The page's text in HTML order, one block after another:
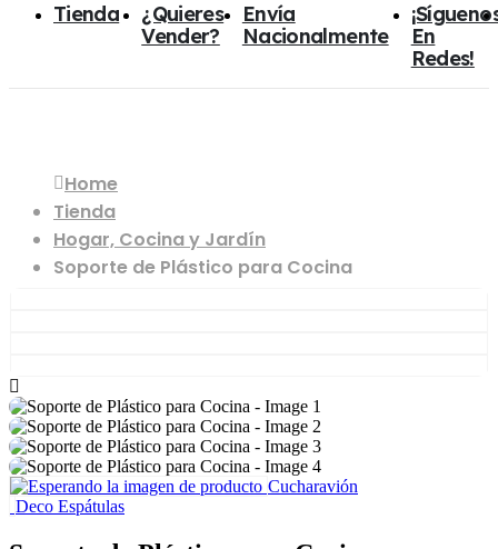
Tienda
¿Quieres
Vender?
Envía
Nacionalmente
En
Redes!
Home
Tienda
Hogar, Cocina y Jardín
Soporte de Plástico para Cocina
Cucharavión
Deco Espátulas